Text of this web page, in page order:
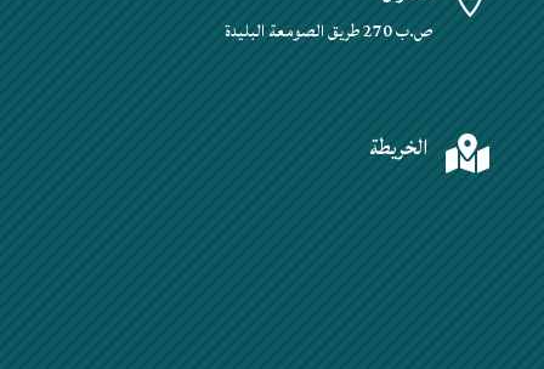
ص.ب 270 طريق الصومعة البليدة
 الخريطة